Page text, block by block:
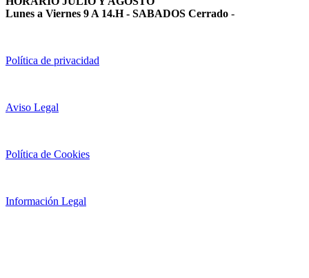
Lunes a Viernes 9 A 14.H - SABADOS Cerrado -
Política de privacidad
Aviso Legal
Política de Cookies
Información Legal